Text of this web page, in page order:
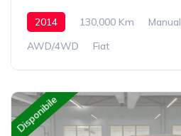
2014 130,000 Km Manual
AWD/4WD
Fiat
Disponibile